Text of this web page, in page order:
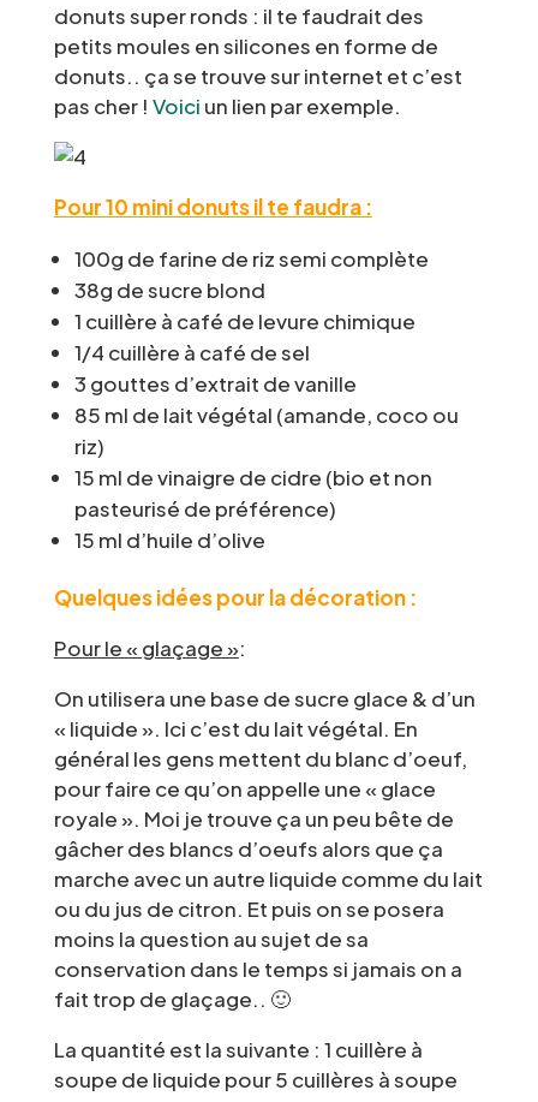
donuts super ronds : il te faudrait des
petits moules en silicones en forme de
donuts.. ça se trouve sur internet et c’est
pas cher ! Voici un lien par exemple.
Pour 10 mini donuts il te faudra :
100g de farine de riz semi complète
38g de sucre blond
1 cuillère à café de levure chimique
1/4 cuillère à café de sel
3 gouttes d’extrait de vanille
85 ml de lait végétal (amande, coco ou
riz)
15 ml de vinaigre de cidre (bio et non
pasteurisé de préférence)
15 ml d’huile d’olive
Quelques idées pour la décoration :
Pour le « glaçage »:
On utilisera une base de sucre glace & d’un
« liquide ». Ici c’est du lait végétal. En
général les gens mettent du blanc d’oeuf,
pour faire ce qu’on appelle une « glace
royale ». Moi je trouve ça un peu bête de
gâcher des blancs d’oeufs alors que ça
marche avec un autre liquide comme du lait
ou du jus de citron. Et puis on se posera
moins la question au sujet de sa
conservation dans le temps si jamais on a
fait trop de glaçage.. 🙂
La quantité est la suivante : 1 cuillère à
soupe de liquide pour 5 cuillères à soupe